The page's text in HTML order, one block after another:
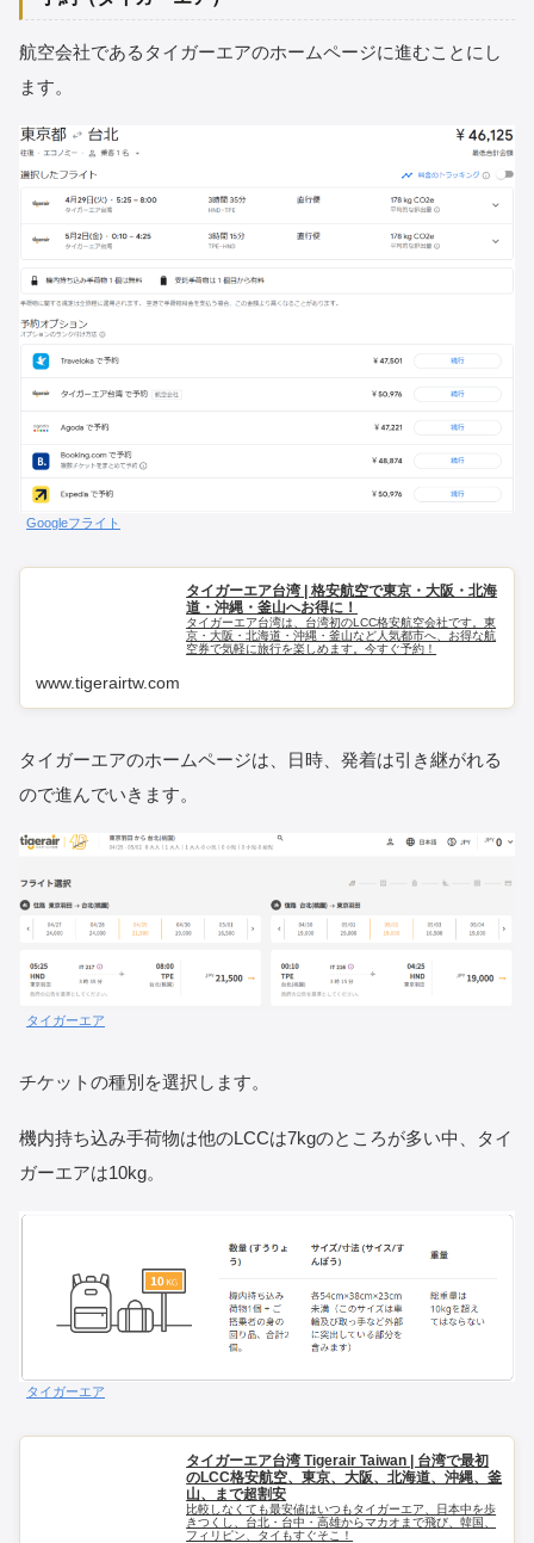
航空会社であるタイガーエアのホームページに進むことにし
ます。
Googleフライト
タイガーエア台湾 | 格安航空で東京・大阪・北海
道・沖縄・釜山へお得に！
タイガーエア台湾は、台湾初のLCC格安航空会社です。東
京・大阪・北海道・沖縄・釜山など人気都市へ、お得な航
空券で気軽に旅行を楽しめます。今すぐ予約！
www.tigerairtw.com
タイガーエアのホームページは、日時、発着は引き継がれる
ので進んでいきます。
タイガーエア
チケットの種別を選択します。
機内持ち込み手荷物は他のLCCは7kgのところが多い中、タイ
ガーエアは10kg。
タイガーエア
タイガーエア台湾 Tigerair Taiwan | 台湾で最初
のLCC格安航空、東京、大阪、北海道、沖縄、釜
山、まで超割安
比較しなくても最安値はいつもタイガーエア、日本中を歩
きつくし、台北・台中・高雄からマカオまで飛び、韓国、
フィリピン、タイもすぐそこ！